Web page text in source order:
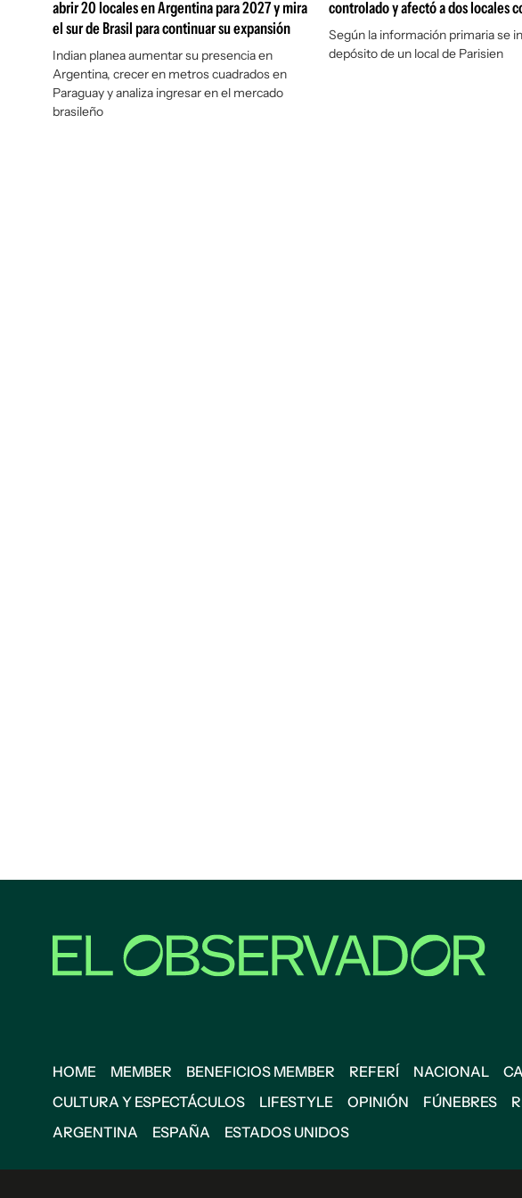
abrir 20 locales en Argentina para 2027 y mira
el sur de Brasil para continuar su expansión
Indian planea aumentar su presencia en
Argentina, crecer en metros cuadrados en
Paraguay y analiza ingresar en el mercado
brasileño
controlado y afectó a dos locales
Según la información primaria se
depósito de un local de Parisien
HOME MEMBER BENEFICIOS MEMBER REFERÍ NACIONAL
CULTURA Y ESPECTÁCULOS
LIFESTYLE OPINIÓN FÚNEBRES
ARGENTINA
ESPAÑA ESTADOS UNIDOS